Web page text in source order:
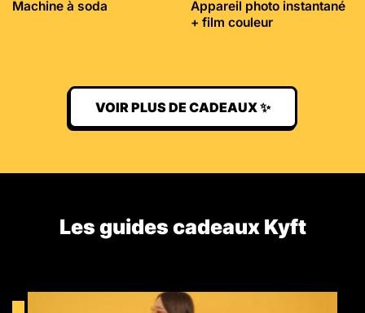
Machine à soda
Appareil photo instantané
+ film couleur
VOIR PLUS DE CADEAUX ✨
Les guides cadeaux Kyft​